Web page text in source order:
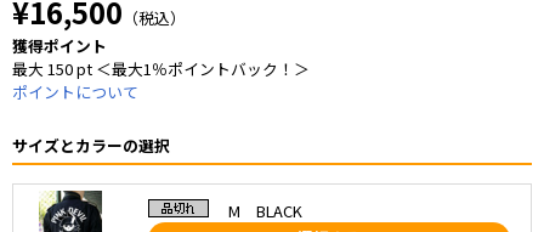
¥16,500 （税込）
獲得ポイント
最大 150 pt ＜最大1％ポイントバック！＞
ポイントについて
サイズとカラーの選択
M BLACK